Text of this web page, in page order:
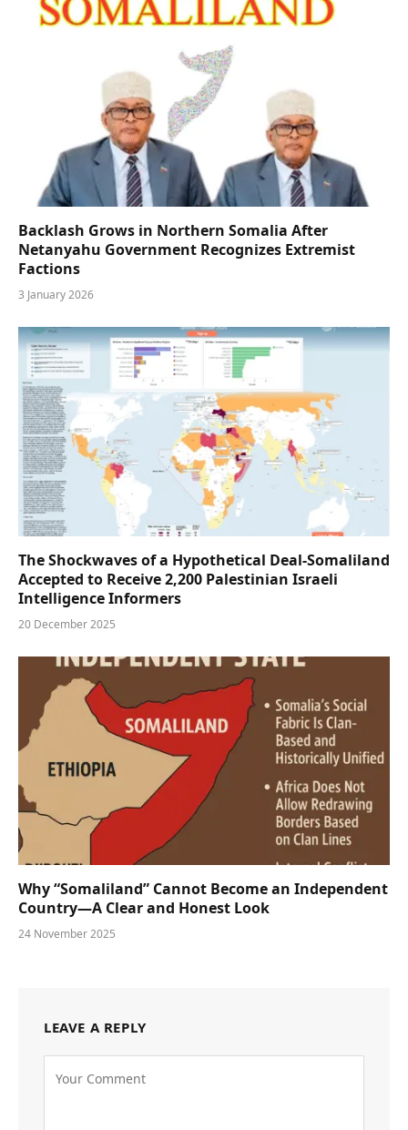
Backlash Grows in Northern Somalia After
Netanyahu Government Recognizes Extremist
Factions
3 January 2026
The Shockwaves of a Hypothetical Deal-Somaliland
Accepted to Receive 2,200 Palestinian Israeli
Intelligence Informers
20 December 2025
Why “Somaliland” Cannot Become an Independent
Country—A Clear and Honest Look
24 November 2025
LEAVE A REPLY